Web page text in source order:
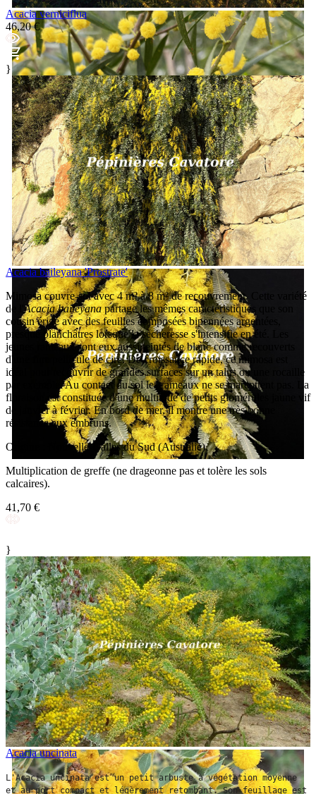
Acacia verniciflua
46,20 €
}
Acacia baileyana 'Prostrate'
Mimosa couvre-sol avec 4 m² à 8 m² de recouvrement. Cette variété
de l'Acacia baileyanapartage les mêmes caractéristiques que son
cousin érigé avec des feuilles composées bipennées argentées,
presque blanchâtres lorsque la sècheresse s'intensifie en été. Les
jeunes rameaux sont eux aussi teintés de blanc comme recouverts
d'une fine pellicule de cire. De croissance rapide, ce mimosa est
idéal pour recouvrir de grandes surfaces sur un talus ou une rocaille
par exemple. Au contact du sol les rameaux ne se marcottent pas. La
floraison est constituée d'une multitude de petits glomérules jaune vif
de janvier à février. En bord de mer, il montre une très bonne
résistance aux embruns.
Origine : Nouvelle-Galles du Sud (Australie).
Multiplication de greffe (ne drageonne pas et tolère les sols
calcaires).
41,70 €
}
Acacia uncinata
L'Acacia uncinata est un petit arbuste à végétation moyenne
et au port compact et légèrement retombant. Son feuillage est